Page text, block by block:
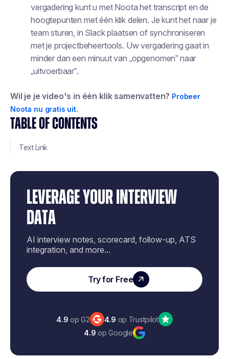
TABLE OF CONTENTS
Text Link
LEVERAGE YOUR INTERVIEW
DATA
AI interview notes, scorecard, follow-up, ATS
integration, and more...
Try for Free
4.9 op G2 4.9 op Trustpilot
4.9 op Google
vergadering kunt u met Noota het transcript en de
hoogtepunten met één klik delen. Je kunt het naar je
team sturen, in Slack plaatsen of synchroniseren
met je projectbeheertools. Uw vergadering gaat in
minder dan een minuut van „opgenomen” naar
„uitvoerbaar”.
Wil je je video's in één klik samenvatten? Probeer
Noota nu gratis uit.